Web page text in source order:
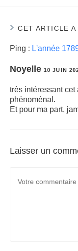
CET ARTICLE
Ping : L'année
Noyelle 10 JUIN
très intéressant
phénoménal.
Et pour ma part,
Laisser un